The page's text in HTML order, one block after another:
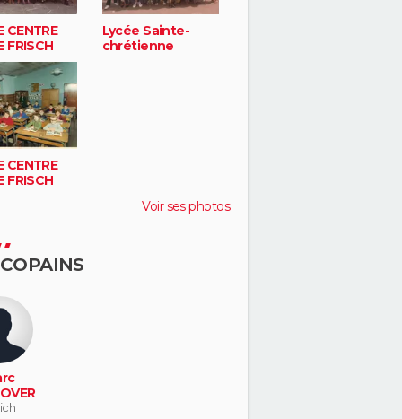
CENTRE
FRISCH
Lycée Sainte-
chrétienne
CENTRE
FRISCH
Voir ses photos